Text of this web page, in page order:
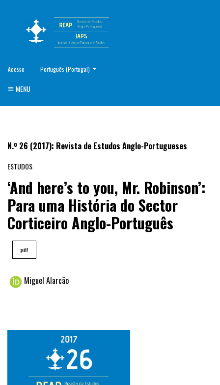
Acesso ##plugins.themes.healthSciences.language.toggle##
Português (Portugal)
MENU
N.º 26 (2017): Revista de Estudos Anglo-Portugueses
ESTUDOS
‘And here’s to you, Mr. Robinson’:
Para uma História do Sector
Corticeiro Anglo-Português
pdf
Miguel Alarcão